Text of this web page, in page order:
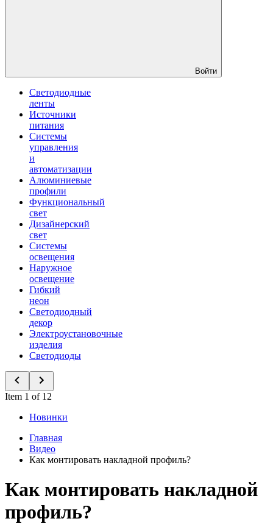
Войти
Светодиодные
ленты
Источники
питания
Системы
управления
и
автоматизации
Алюминиевые
профили
Функциональный
свет
Дизайнерский
свет
Системы
освещения
Наружное
освещение
Гибкий
неон
Светодиодный
декор
Электроустановочные
изделия
Светодиоды
Item 1 of 12
Новинки
Главная
Видео
Как монтировать накладной профиль?
Как монтировать накладной
профиль?